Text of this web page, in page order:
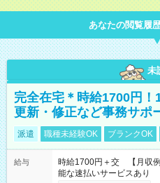
あなたの閲覧履
未
完全在宅＊時給1700円
更新・修正など事務サポ
派遣 職種未経験OK ブランクOK
給与
時給1700円＋交 【月収
能な速払いサービスあり